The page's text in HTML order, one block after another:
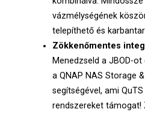
vázmélységének
telepíthető és
Zökkenőmentes
Menedzseld a JBOD-
a QNAP NAS Storage
segítségével, ami
rendszereket támogat!